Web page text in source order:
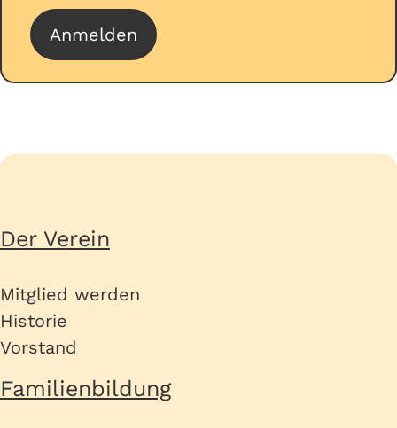
Seitenübersicht
Der Verein
Mitglied werden
Historie
Vorstand
Familienbildung